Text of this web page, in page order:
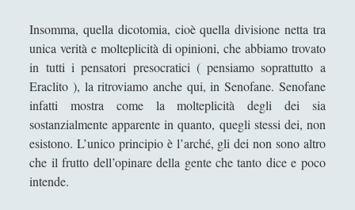
numeri idealmente contratti
Il sospetto per gli "starnuti" della steppa
IL TRIANGOLO DELLE OPPPOSIZIONI: UN
MODELLO ERMENEUTICO
Il «Giano Bifronte» Salvator Mundi di Leonardo da
Vinci in terra straniera
L'amicizia dell'acqua verso la "clessidra" della luce
Insomma, quella dicotomia, cioè quella divisione netta tra
unica verità e molteplicità di opinioni, che abbiamo trovato
in tutti i pensatori presocratici ( pensiamo soprattutto a
Eraclito ), la ritroviamo anche qui, in Senofane. Senofane
infatti mostra come la molteplicità degli dei sia
sostanzialmente apparente in quanto, quegli stessi dei, non
esistono. L’unico principio è l’arché, gli dei non sono altro
che il frutto dell’opinare della gente che tanto dice e poco
intende.